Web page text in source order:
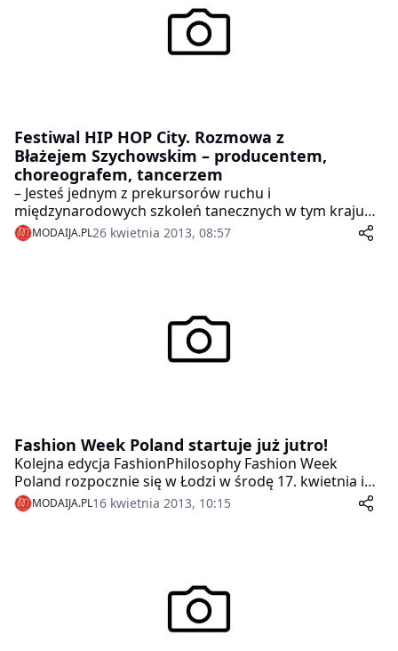
Festiwal HIP HOP City. Rozmowa z
Błażejem Szychowskim – producentem,
choreografem, tancerzem
– Jesteś jednym z prekursorów ruchu i
międzynarodowych szkoleń tanecznych w tym kraju
związanych z kulturą HIP HOP.
MODAIJA.PL26 kwietnia 2013, 08:57
Fashion Week Poland startuje już jutro!
Kolejna edycja FashionPhilosophy Fashion Week
Poland rozpocznie się w Łodzi w środę 17. kwietnia i
potrwa do niedzieli 21. kwietnia 2013 roku. Główne
wydarzenia będą się skupiały na terenie Łódzkiej
zostaną zaprezentowane trendy na sezon jesień-zima
MODAIJA.PL16 kwietnia 2013, 10:15